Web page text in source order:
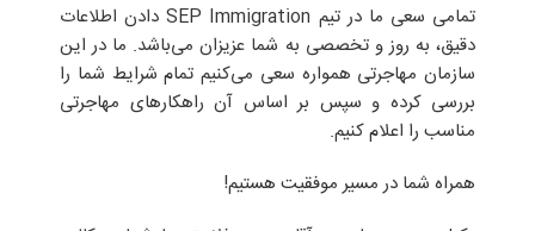
تمامی سعی ما در تیم SEP Immigration دادن اطلاعات
دقیق، به روز و تخصصی به شما عزیزان می‌باشد. ما در این
سازمان مهاجرتی همواره سعی می‌کنیم تمام شرایط شما را
بررسی کرده و سپس بر اساس آن راهکارهای مهاجرتی
مناسب را اعلام کنیم.
همراه شما در مسیر موفقیت هستیم!